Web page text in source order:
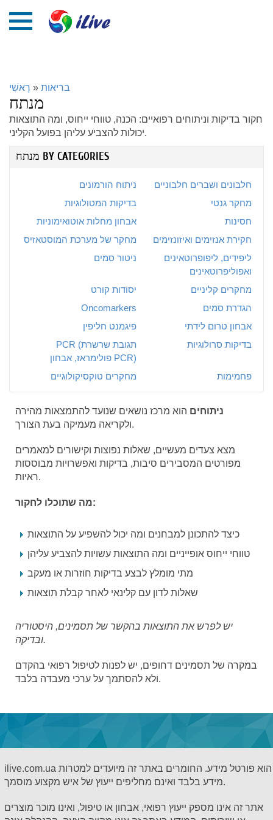
רָאשִׁי » בריאות
מנתח
חקור בדיקות וניתוחים רפואיים: הכנה, טווחי ייחוס, ומה התוצאות
יכולות להצביע עליהן בפועל הקליני.
מנתח BY CATEGORIES
ניתוח הורמונים
חלבונים ושברים חלבוניים
בדיקות המטולוגיות
מחקר גנטי
אבחון מחלות אוטואימוניות
חסינות
מחקר של מערכת המוסטאזיס
חקירת אנזימים ואיזונזימים
ניטור סמים
ליפידים, ליפופרוטאינים
ואפוליפרוטאינים
יסודות קורט
מחקרים קליניים
Oncomarkers
הגדרת סמים
פיגמנט חליפין
אבחון טרום לידתי
PCR (תגובת שרשרת
פולימראז, אבחון PCR)
בדיקות סרולוגיות
מחקרים טוקסיקולוגיים פחמימות
ניתוחים הוא מרכז נושאים שנועד להתמצאות מהירה
ולקריאה מעמיקה בעת הצורך.
מצא צעדים מעשיים, שאלות נפוצות וקישורים למאמרים
מפורטים המסבירים סיבות, בדיקות ואפשרויות מבוססות
ראיות.
מה שתוכלו לחקור:
כיצד להתכונן למבחנים ומה יכול להשפיע על התוצאות
טווחי ייחוס אופייניים ומה התוצאות עשויות להצביע עליהן
מתי מומלץ לבצע בדיקות חוזרות או מעקב
שאלות לדון עם קלינאי לאחר קבלת תוצאות
יש לפרש את התוצאות בהקשר של תסמינים, היסטוריה
ובדיקה.
במקרה של תסמינים דחופים, יש לפנות לטיפול רפואי בהקדם
ולא להסתמך על ערכי מעבדה בלבד.
ilive.com.ua הוא פורטל מידע. החומרים באתר זה מיועדים למטרות
מידע בלבד ואינם מחליפים ייעוץ של איש מקצוע מוסמך.
אתר זה אינו מספק ייעוץ רפואי, אבחון או טיפול, ואינו מוכר מוצרים